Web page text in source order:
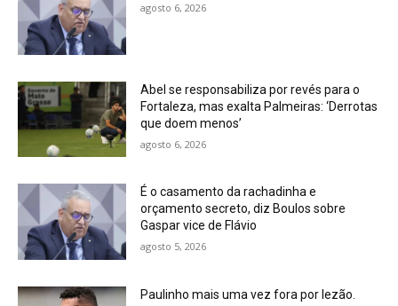
agosto 6, 2026
Abel se responsabiliza por revés para o
Fortaleza, mas exalta Palmeiras: ‘Derrotas
que doem menos’
agosto 6, 2026
É o casamento da rachadinha e
orçamento secreto, diz Boulos sobre
Gaspar vice de Flávio
agosto 5, 2026
Paulinho mais uma vez fora por lezão.